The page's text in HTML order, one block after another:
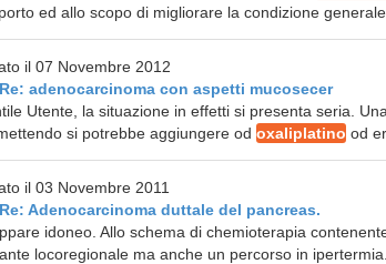
ed allo scopo di migliorare la condizione
il 07 Novembre 2012
Re: adenocarcinoma con aspetti mucosecer
Utente, la situazione in effetti si presenta seria.
si potrebbe aggiungere od oxaliplatino od
il 03 Novembre 2011
Re: Adenocarcinoma duttale del pancreas.
idoneo. Allo schema di chemioterapia
locoregionale ma anche un percorso in